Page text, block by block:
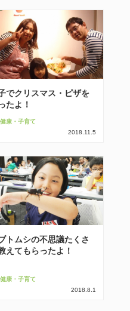
でクリスマス・ピザを
たよ！
健康・子育て
2018.11.5
トムシの不思議たくさ
えてもらったよ！
健康・子育て
2018.8.1